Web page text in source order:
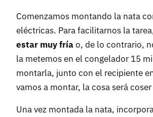
Comenzamos montando la nata
eléctricas. Para facilitarnos la
estar muy fríao, de lo contrario,
la metemos en el congelador 15
montarla, junto con el recipiente
vamos a montar, la cosa será
Una vez montada la nata,